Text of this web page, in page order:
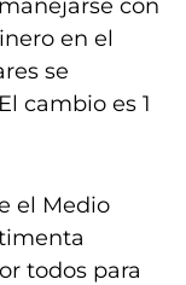
con
en el
se
cambio es 1
el Medio
todos para